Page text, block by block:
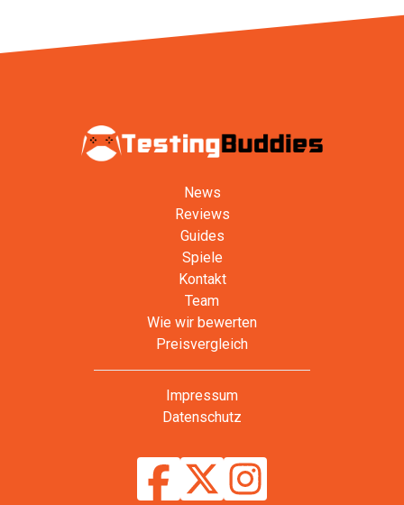
News
Reviews
Guides
Spiele
Kontakt
Team
Wie wir bewerten
Preisvergleich
Impressum
Datenschutz